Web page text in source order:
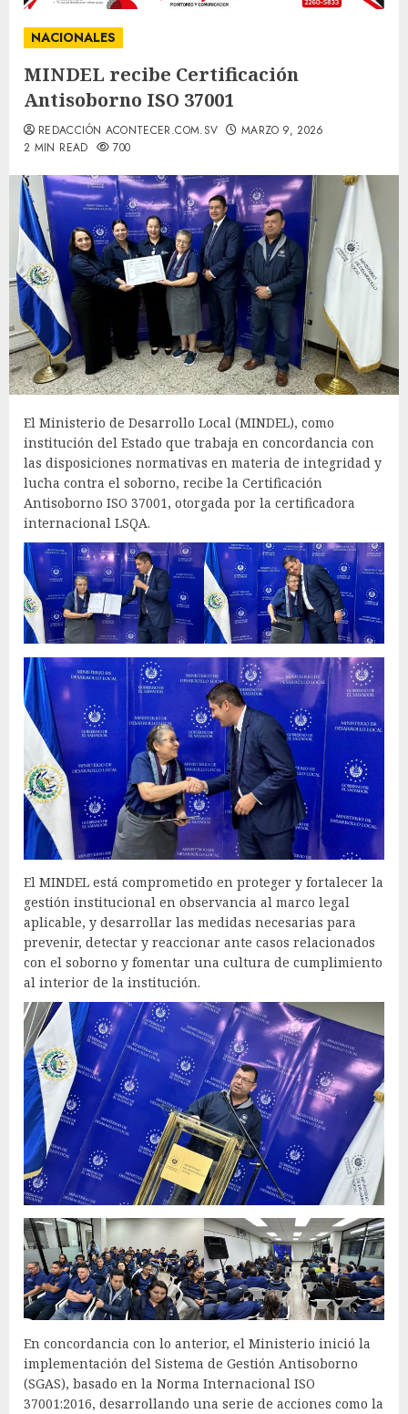
NACIONALES
MINDEL recibe Certificación
Antisoborno ISO 37001
REDACCIÓN ACONTECER.COM.SV
MARZO 9, 2026
2 MIN READ
700
El Ministerio de Desarrollo Local (MINDEL), como
institución del Estado que trabaja en concordancia con
las disposiciones normativas en materia de integridad y
lucha contra el soborno, recibe la Certificación
Antisoborno ISO 37001, otorgada por la certificadora
internacional LSQA.
El MINDEL está comprometido en proteger y fortalecer la
gestión institucional en observancia al marco legal
aplicable, y desarrollar las medidas necesarias para
prevenir, detectar y reaccionar ante casos relacionados
con el soborno y fomentar una cultura de cumplimiento
al interior de la institución.
En concordancia con lo anterior, el Ministerio inició la
implementación del Sistema de Gestión Antisoborno
(SGAS), basado en la Norma Internacional ISO
37001:2016, desarrollando una serie de acciones como la